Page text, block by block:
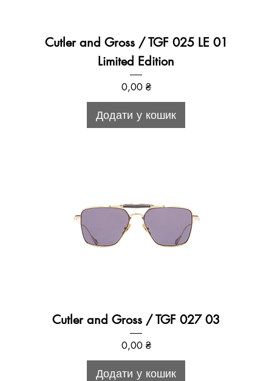
Cutler and Gross / TGF 025 LE 01
Limited Edition
Ціна
0,00 ₴
Додати у кошик
Cutler and Gross / TGF 027 03
Ціна
0,00 ₴
Додати у кошик